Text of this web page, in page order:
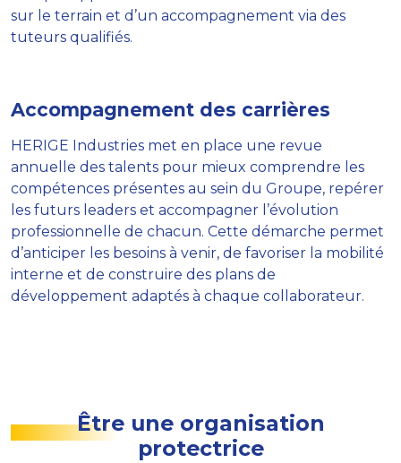
sur le terrain et d’un accompagnement via des
tuteurs qualifiés.
Accompagnement des carrières
HERIGE Industries met en place une revue
annuelle des talents pour mieux comprendre les
compétences présentes au sein du Groupe, repérer
les futurs leaders et accompagner l’évolution
professionnelle de chacun. Cette démarche permet
d’anticiper les besoins à venir, de favoriser la mobilité
interne et de construire des plans de
développement adaptés à chaque collaborateur.
Être une organisation
protectrice